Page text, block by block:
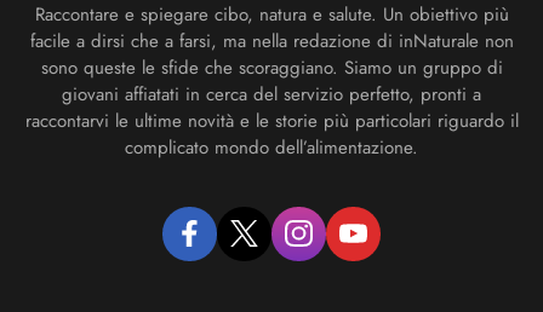
Raccontare e spiegare cibo, natura e salute. Un obiettivo più
facile a dirsi che a farsi, ma nella redazione di inNaturale non
sono queste le sfide che scoraggiano. Siamo un gruppo di
giovani affiatati in cerca del servizio perfetto, pronti a
raccontarvi le ultime novità e le storie più particolari riguardo il
complicato mondo dell’alimentazione.
facebooktwitter instagramyoutube